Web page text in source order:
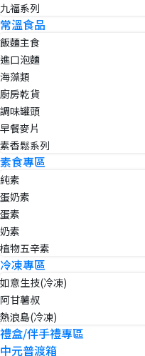
九福系列
常溫食品
飯麵主食
進口泡麵
海藻類
廚房乾貨
調味罐頭
早餐麥片
素香鬆系列
素食專區
純素
蛋奶素
蛋素
奶素
植物五辛素
冷凍專區
如意生技(冷凍)
阿甘薯叔
熱浪島(冷凍)
禮盒/伴手禮專區
中元普渡箱